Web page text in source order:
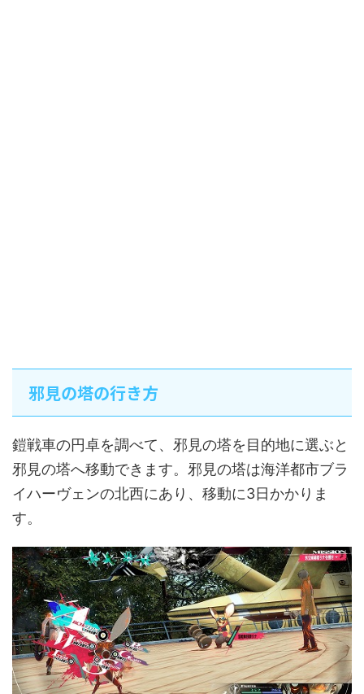
邪見の塔の行き方
鎧戦車の円卓を調べて、邪見の塔を目的地に選ぶと
邪見の塔へ移動できます。邪見の塔は海洋都市ブラ
イハーヴェンの北西にあり、移動に3日かかりま
す。